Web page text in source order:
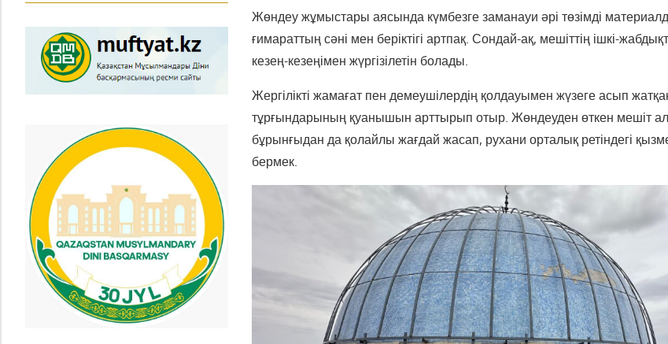
Жөндеу жұмыстары аясында күмбезге заманауи әрі төзімді
ғимараттың сәні мен беріктігі артпақ. Сондай-ақ, мешіттің ішкі-
кезең-кезеңімен жүргізілетін болады.
Жергілікті жамағат пен демеушілердің қолдауымен жүзеге асып
тұрғындарының қуанышын арттырып отыр. Жөндеуден өткен мешіт
бұрынғыдан да қолайлы жағдай жасап, рухани орталық ретіндегі
бермек.